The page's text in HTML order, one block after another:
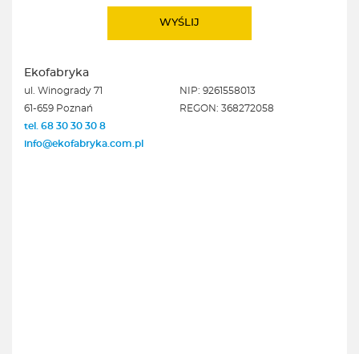
Ekofabryka
ul. Winogrady 71
61-659 Poznań
tel. 68 30 30 30 8
info@ekofabryka.com.pl
NIP: 9261558013
REGON: 368272058